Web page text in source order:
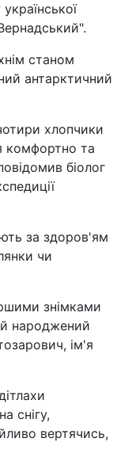
станом
антарктичний
хлопчики
комфортно та
біолог
за здоров'ям
чи
знімками
народжений
ім'я
снігу,
вертячись,